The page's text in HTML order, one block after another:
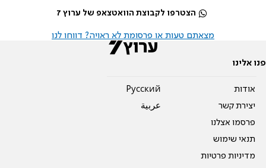
הצטרפו לקבוצת הוואטצאפ של ערוץ 7
מצאתם טעות או פרסומת לא ראויה? דווחו לנו
פנו אלינו
אודות
יצירת קשר
פרסמו אצלנו
תנאי שימוש
מדיניות פרטיות
Pусский
عربية